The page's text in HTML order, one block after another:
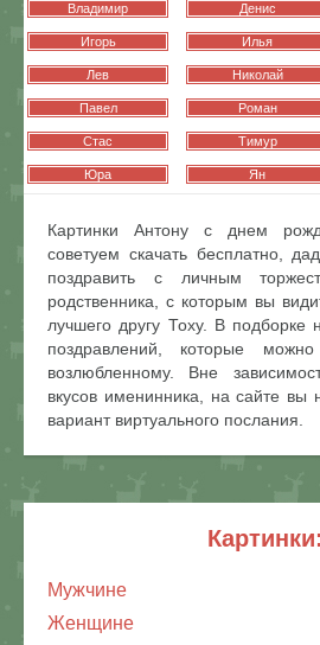
картинки:
Мужчине
Женщине
Владимир Денис
Игорь Илья
Лев Николай
Павел Роман
Стас Тимур
Юра Ян
Картинки Антону с днем
советуем скачать бесплатно,
поздравить с личным
родственника, с которым вы
лучшего другу Тоху. В подборке
поздравлений, которые
возлюбленному. Вне
вкусов именинника, на сайте вы
вариант виртуального послания.